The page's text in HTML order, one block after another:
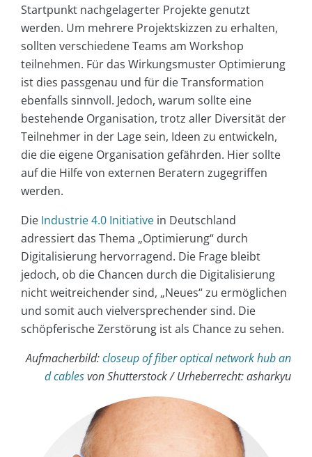
Startpunkt nachgelagerter Projekte genutzt
werden. Um mehrere Projektskizzen zu erhalten,
sollten verschiedene Teams am Workshop
teilnehmen. Für das Wirkungsmuster Optimierung
ist dies passgenau und für die Transformation
ebenfalls sinnvoll. Jedoch, warum sollte eine
bestehende Organisation, trotz aller Diversität der
Teilnehmer in der Lage sein, Ideen zu entwickeln,
die die eigene Organisation gefährden. Hier sollte
auf die Hilfe von externen Beratern zugegriffen
werden.
Die Industrie 4.0 Initiative in Deutschland
adressiert das Thema „Optimierung“ durch
Digitalisierung hervorragend. Die Frage bleibt
jedoch, ob die Chancen durch die Digitalisierung
nicht weitreichender sind, „Neues“ zu ermöglichen
und somit auch vielversprechender sind. Die
schöpferische Zerstörung ist als Chance zu sehen.
Aufmacherbild:closeup of fiber optical network hub an
d cablesvon Shutterstock / Urheberrecht: asharkyu